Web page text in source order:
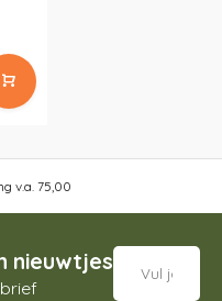
v.a. 75,00
nieuwtjes